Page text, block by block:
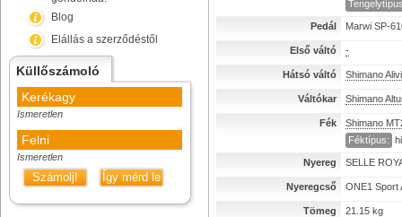
Blog
Elállás a szerződéstől
Küllőszámoló
Kerékagy
Ismeretlen
Felni
Ismeretlen
Számolj! Így mérd le
Pedál Marwi SP-
Első váltó -
Hátsó váltó Shimano
Váltókar Shimano
Fék
Shimano
Féktípus:
Nyereg SELLE
Nyeregcső ONE1 Sport
Tömeg 21.15 kg